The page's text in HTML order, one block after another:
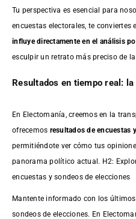
Tu perspectiva es esencial para
encuestas electorales, te conviertes
influye directamente en el análisis
esculpir un retrato más preciso de
Resultados en tiempo real:
En Electomanía, creemos en la
ofrecemos resultados deencuestas
permitiéndote ver cómo tus
panorama político actual. H2:
encuestas y sondeos de elecciones
Mantente informado con los
sondeos de elecciones. En